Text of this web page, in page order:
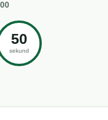
49
sekund